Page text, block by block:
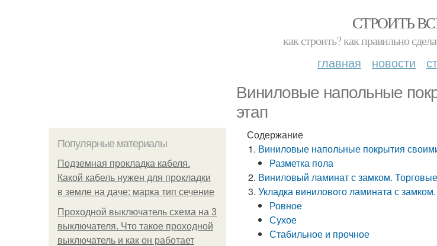
СТРОИТЬ
как строить? как правильно
главная новости
Виниловые напольные
этап
Популярные материалы
Подземная прокладка кабеля.
Какой кабель нужен для прокладки
в земле на даче: марка тип сечение
Проходной выключатель схема на 3
выключателя. Что такое проходной
выключатель и как он работает
Содержание
Виниловые напольные покрытия
Разметка пола
Виниловый ламинат с замком.
Укладка винилового ламината с
Ровное
Сухое
Стабильное и прочное